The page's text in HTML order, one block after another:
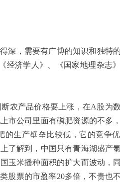
，需要有广博的知识和独特
经济学人》、《国家地理杂志
农产品价格要上涨，在A 股为
市公司里面有磷肥资源的不多
的生产壁垒比较低，它的竞争
了解到，中国只有青海湖盛产
玉米播种面积的扩大而波动，
股票的市盈率20多倍，不贵也